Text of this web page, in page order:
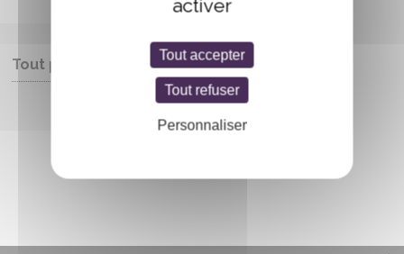
Tout public
Entrée libre
activer
Tout accepter
Tout refuser
Personnaliser